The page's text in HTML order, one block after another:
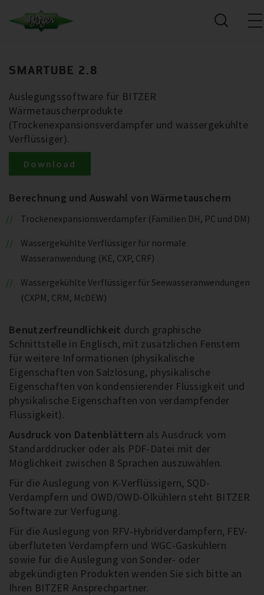
SMARTUBE 2.8
Auslegungssoftware für BITZER
Wärmetauscherprodukte
(Trockenexpansionsverdampfer und wassergekühlte
Verflüssiger).
Download
Berechnung und Auswahl von Wärmetauschern
Trockenexpansionsverdampfer (Familien DH, PC und DM)
Wassergekühlte Verflüssiger für normale
Wasseranwendung (KE, CXP, CRF)
Wassergekühlte Verflüssiger für Seewasseranwendungen
(CXPM, CRM, McDEW)
Benutzerfreundlichkeit durch graphische
Schnittstelle in Englisch, mit zusätzlichen Fenstern
für weitere Informationen (physikalische
Eigenschaften von Salzlösung, physikalische
Eigenschaften von kondensierender Flüssigkeit und
physikalische Eigenschaften von verdampfender
Flüssigkeit).
Ausdruck von Datenblättern als Ausdruck vom
Standarddrucker oder als PDF-Datei mit der
Möglichkeit zwischen 8 Sprachen auszuwählen.
Für die Auslegung von K-Verflüssigern, SQD-
Verdampfern und OWD/OWD-Ölkühlern steht BITZER
Software zur Verfügung.
Für die Auslegung von RFV-Hybridverdampfern, FEV-
überfluteten Verdampfern und WGC-Gaskühlern
sowie für die Auslegung von Sonder- oder
abgekündigten Produkten wenden Sie sich bitte an
Ihren BITZER Ansprechpartner.